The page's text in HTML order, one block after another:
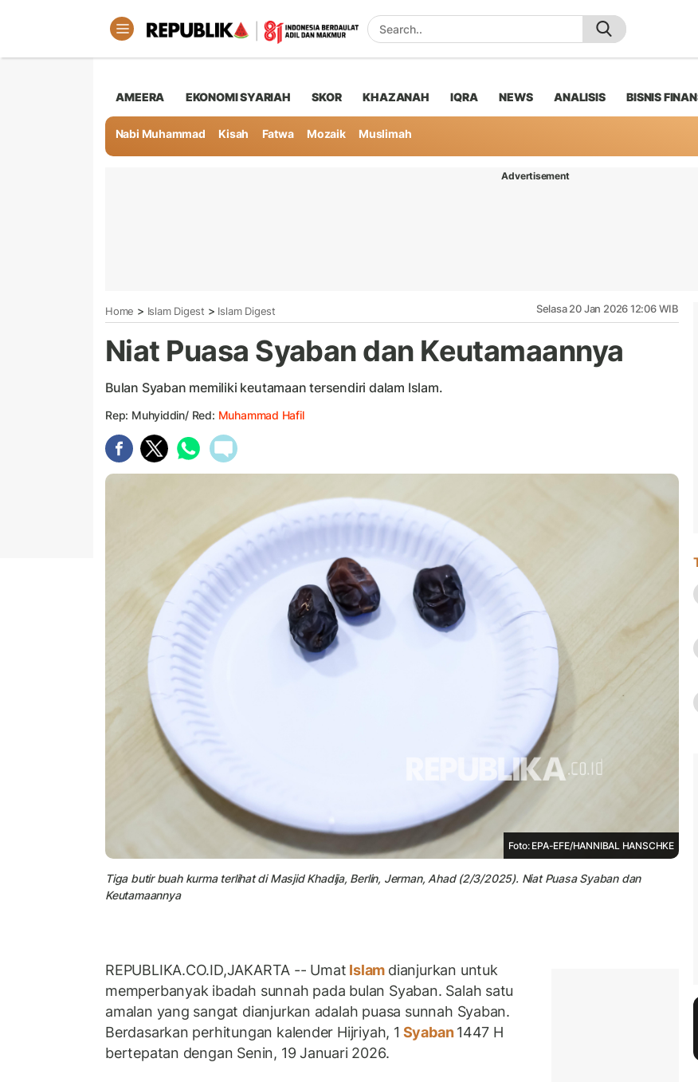
AMEERA EKONOMI SYARIAH SKOR KHAZANAH IQRA NEWS ANALISIS BISNIS
Nabi Muhammad Kisah Fatwa Mozaik Muslimah
Advertisement
Home > Islam Digest > Islam Digest Selasa 20 Jan 2026 12:06 WIB
Niat Puasa Syaban dan Keutamaannya
Bulan Syaban memiliki keutamaan tersendiri dalam Islam.
Rep: Muhyiddin/ Red: Muhammad Hafil
Foto: EPA-EFE/HANNIBAL HANSCHKE
Tiga butir buah kurma terlihat di Masjid Khadija, Berlin, Jerman, Ahad (2/3/2025). Niat Puasa Syaban dan
Keutamaannya
REPUBLIKA.CO.ID,JAKARTA -- Umat Islam dianjurkan untuk
memperbanyak ibadah sunnah pada bulan Syaban. Salah satu
amalan yang sangat dianjurkan adalah puasa sunnah Syaban.
Berdasarkan perhitungan kalender Hijriyah, 1 Syaban1447 H
bertepatan dengan Senin, 19 Januari 2026.